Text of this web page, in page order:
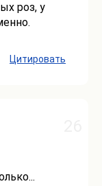
роз, у
Цитировать